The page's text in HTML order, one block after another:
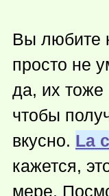
Вы любите
просто не
да, их тоже
чтобы
вкусно. La
кажется,
мере.